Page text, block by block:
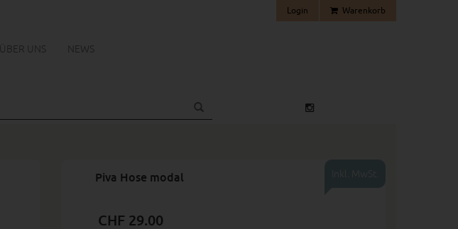
Login Warenkorb
ÜBER UNS NEWS
Piva Hose modal
CHF 29.00